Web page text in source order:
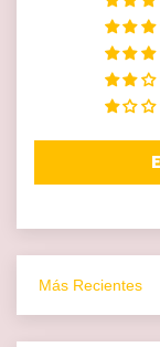
Sort by